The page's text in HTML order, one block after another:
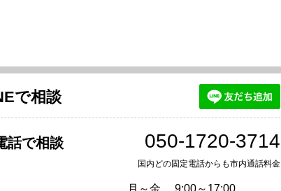
で相談
話で相談 050-1720-3714
国内どの固定電話からも市内通話料金